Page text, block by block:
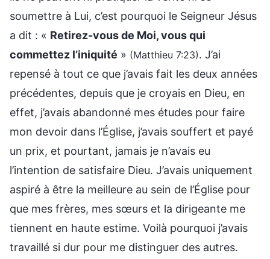
soumettre à Lui, c’est pourquoi le Seigneur Jésus
a dit : « Retirez-vous de Moi, vous qui
commettez l’iniquité » (Matthieu 7:23). J’ai
repensé à tout ce que j’avais fait les deux années
précédentes, depuis que je croyais en Dieu, en
effet, j’avais abandonné mes études pour faire
mon devoir dans l’Église, j’avais souffert et payé
un prix, et pourtant, jamais je n’avais eu
l’intention de satisfaire Dieu. J’avais uniquement
aspiré à être la meilleure au sein de l’Église pour
que mes frères, mes sœurs et la dirigeante me
tiennent en haute estime. Voilà pourquoi j’avais
travaillé si dur pour me distinguer des autres.